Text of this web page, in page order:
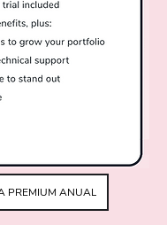
PREMIUM ANUAL